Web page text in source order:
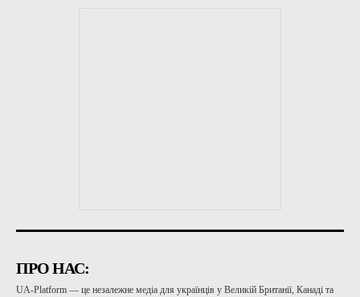
ПРО НАС:
UA-Platform — це незалежне медіа для українців у Великій Британії, Канаді та